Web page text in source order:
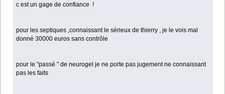
c est un gage de confiance !
pour les septiques ,connaissant le sérieux de thierry , je le vois mal
donné 30000 euros sans contrôle
pour le "passé " de neurogel je ne porte pas jugement ne connaissant
pas les faits